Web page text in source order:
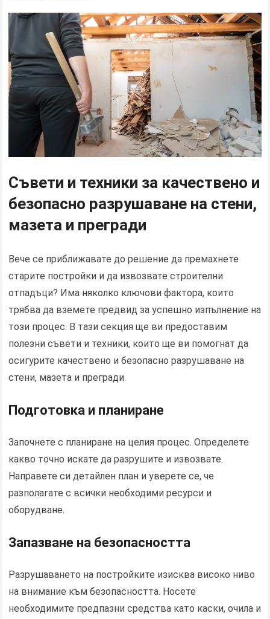
Съвети и техники за качествено и
безопасно разрушаване на стени,
мазета и прегради
Вече се приближавате до решение да премахнете
старите постройки и да извозвате строителни
отпадъци? Има няколко ключови фактора, които
трябва да вземете предвид за успешно изпълнение на
този процес. В тази секция ще ви предоставим
полезни съвети и техники, които ще ви помогнат да
осигурите качествено и безопасно разрушаване на
стени, мазета и прегради.
Подготовка и планиране
Започнете с планиране на целия процес. Определете
какво точно искате да разрушите и извозвате.
Направете си детайлен план и уверете се, че
разполагате с всички необходими ресурси и
оборудване.
Запазване на безопасността
Разрушаването на постройките изисква високо ниво
на внимание към безопасността. Носете
необходимите предпазни средства като каски, очила и